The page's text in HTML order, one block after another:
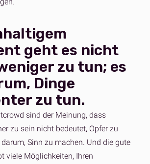
geht es nicht
zu tun; es
Dinge
zu tun.
sind der Meinung, dass
zu sein nicht bedeutet, Opfer zu
Sinn zu machen. Und die gute
viele Möglichkeiten, Ihren